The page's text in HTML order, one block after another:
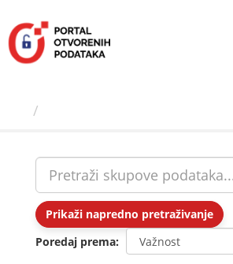
sadržaj
Prikaži napredno pretraživanje
Poredaj prema